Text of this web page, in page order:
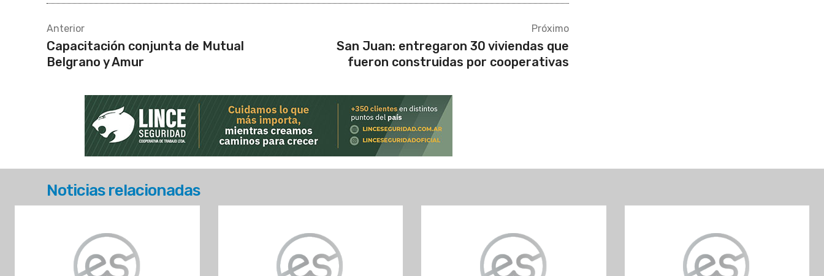
Anterior
Capacitación conjunta de Mutual
Belgrano y Amur
Próximo
San Juan: entregaron 30 viviendas que
fueron construidas por cooperativas
Noticias relacionadas